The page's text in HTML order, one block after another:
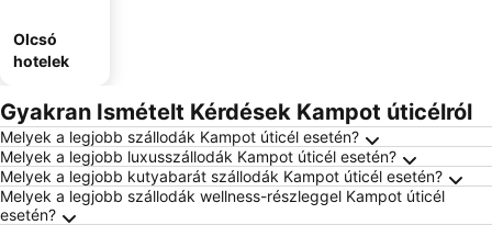
Olcsó
hotelek
Gyakran Ismételt Kérdések Kampot úticélról
Melyek a legjobb szállodák Kampot úticél esetén?
Melyek a legjobb luxusszállodák Kampot úticél esetén?
Melyek a legjobb kutyabarát szállodák Kampot úticél esetén?
Melyek a legjobb szállodák wellness-részleggel Kampot úticél
esetén?